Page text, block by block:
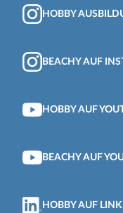
HOBBY
BEACHY AUF
HOBBY AUF
BEACHY AUF
HOBBY AUF